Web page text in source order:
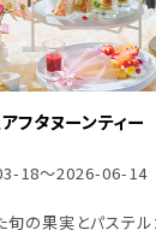
フタヌーンティー
18～2026-06-14
旬の果実とパステ